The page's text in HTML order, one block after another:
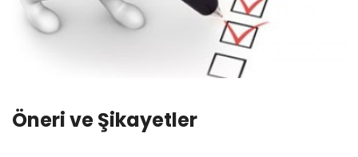
Öneri ve Şikayetler